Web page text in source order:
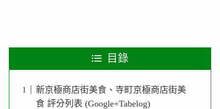
目錄
新京極商店街美食、寺町京極商店街美
食 評分列表 (Google+Tabelog)